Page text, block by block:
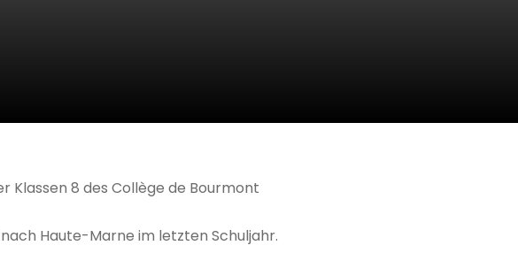
Klassen 8 des Collège de Bourmont
Haute-Marne im letzten Schuljahr.